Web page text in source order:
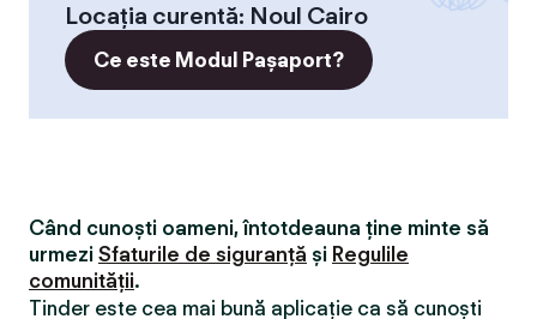
Locaţia curentă: Noul Cairo
Ce este Modul Pașaport?
Când cunoști oameni, întotdeauna ține minte să
urmezi Sfaturile de siguranță și Regulile
comunității.
Tinder este cea mai bună aplicație ca să cunoști